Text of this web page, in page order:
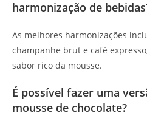
harmonização de
As melhores harmonizações
champanhe brut e café
sabor rico da mousse.
É possível fazer uma
mousse de chocolate?